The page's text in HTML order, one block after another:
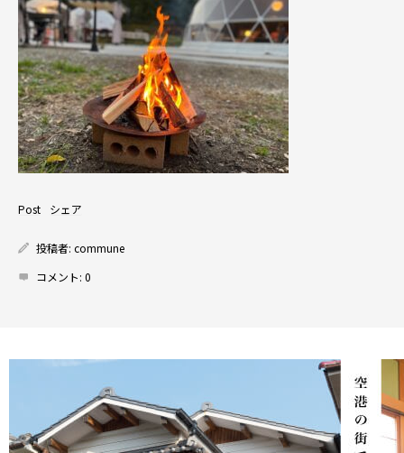
Post シェア
投稿者: commune
コメント: 0